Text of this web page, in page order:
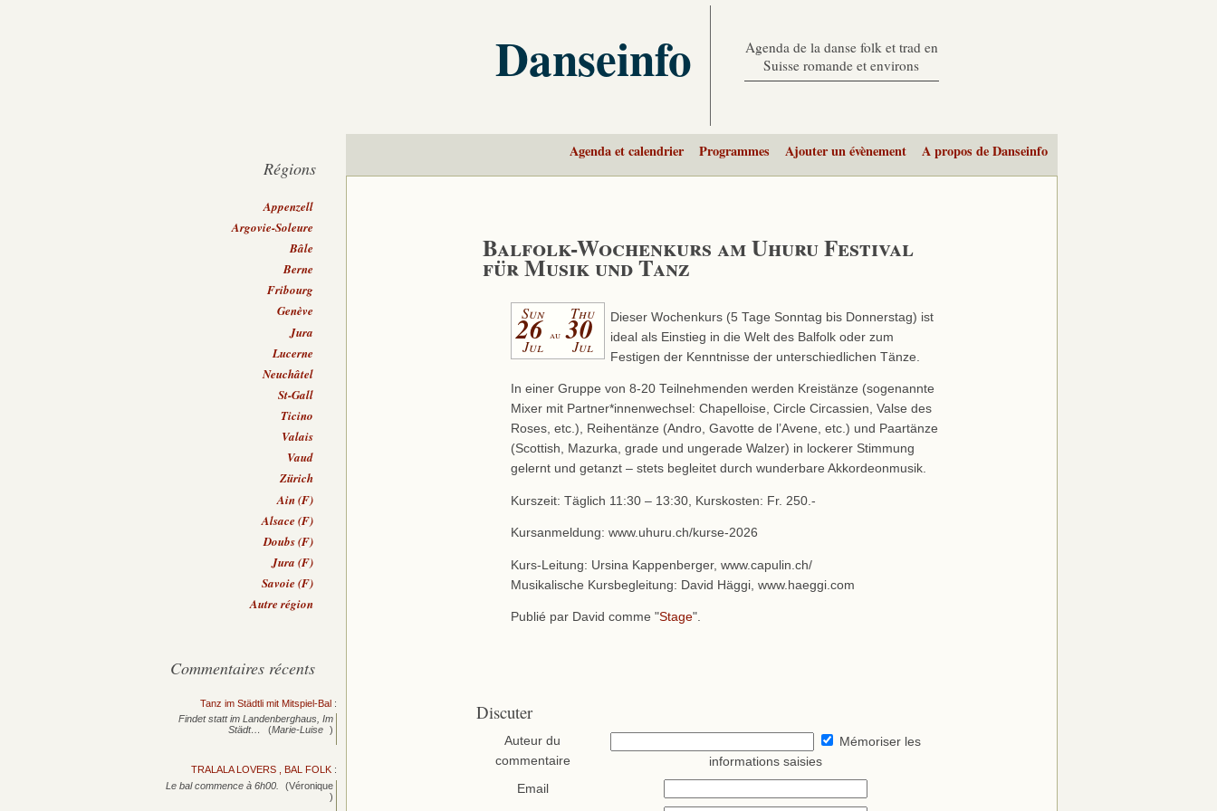
Danseinfo
Agenda de la danse folk et trad en
Suisse romande et environs
Agenda et calendrier Programmes Ajouter un évènement A propos de Danseinfo
Balfolk-Wochenkurs am Uhuru Festival
für Musik und Tanz
Sun
26
Jul
au
Thu
30
Jul
Dieser Wochenkurs (5 Tage Sonntag bis Donnerstag) ist
ideal als Einstieg in die Welt des Balfolk oder zum
Festigen der Kenntnisse der unterschiedlichen Tänze.
In einer Gruppe von 8-20 Teilnehmenden werden Kreistänze (sogenannte
Mixer mit Partner*innenwechsel: Chapelloise, Circle Circassien, Valse des
Roses, etc.), Reihentänze (Andro, Gavotte de l’Avene, etc.) und Paartänze
(Scottish, Mazurka, grade und ungerade Walzer) in lockerer Stimmung
gelernt und getanzt – stets begleitet durch wunderbare Akkordeonmusik.
Kurszeit: Täglich 11:30 – 13:30, Kurskosten: Fr. 250.-
Kursanmeldung: www.uhuru.ch/kurse-2026
Kurs-Leitung: Ursina Kappenberger, www.capulin.ch/
Musikalische Kursbegleitung: David Häggi, www.haeggi.com
Publié par David comme "Stage".
Discuter
Auteur du
commentaire
Mémoriser les
informations saisies
Email
Régions
Appenzell
Argovie-Soleure
Bâle
Berne
Fribourg
Genève
Jura
Lucerne
Neuchâtel
St-Gall
Ticino
Valais
Vaud
Zürich
Ain (F)
Alsace (F)
Doubs (F)
Jura (F)
Savoie (F)
Autre région
Commentaires récents
Tanz im Städtli mit Mitspiel-Bal :
Findet statt im Landenberghaus, Im
Städt…
(Marie-Luise )
TRALALA LOVERS , BAL FOLK :
Le bal commence à 6h00.
(Véronique
)